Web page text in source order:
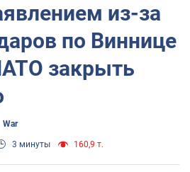
из-за
по Виннице
закрыть
War
3 минуты 160,9 т.